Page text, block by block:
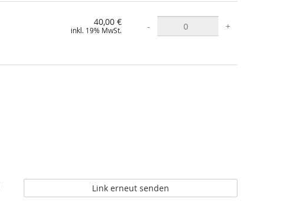
40,00 €
inkl. 19% MwSt. - +
Link erneut senden